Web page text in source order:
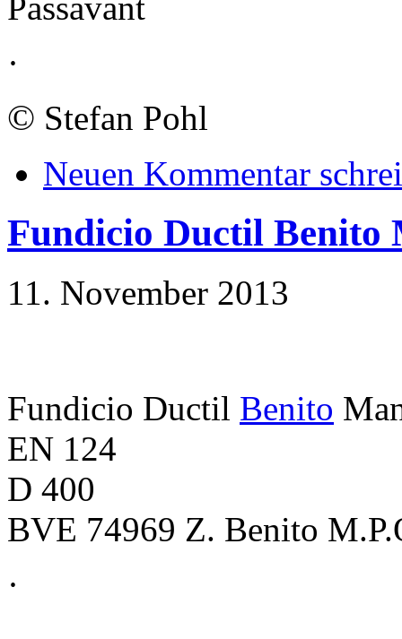
·
© Stefan Pohl
Neuen Kommentar
Fundicio Ductil Benito
11. November 2013
Fundicio Ductil Benito
EN 124
D 400
BVE 74969 Z. Benito
·